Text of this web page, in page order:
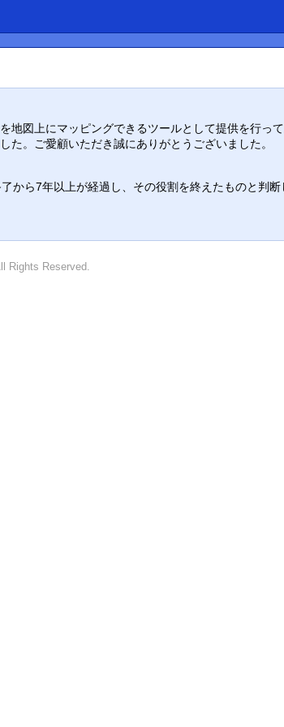
図上にマッピングできるツールとして提供を行っ
。ご愛顧いただき誠にありがとうございました。
から7年以上が経過し、その役割を終えたものと判
Rights Reserved.